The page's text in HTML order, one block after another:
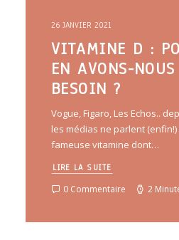
26 JANVIER 2021
VITAMINE D :
EN AVONS-
BESOIN ?
Vogue, Figaro, Les Echos..
les médias ne parlent (enfin!)
fameuse vitamine dont…
LIRE LA SUITE
0 Commentaire 2